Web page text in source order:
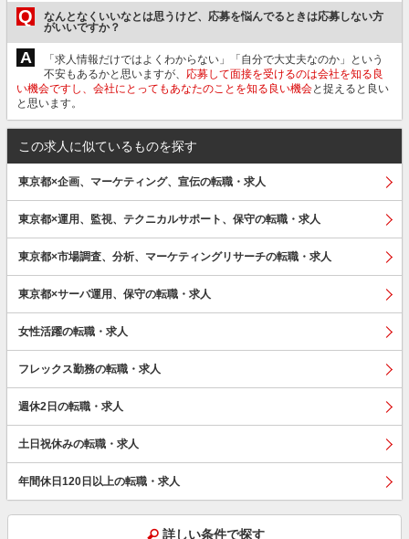
Q
なんとなくいいなとは思うけど、応募を悩んでるときは応募しない方
がいいですか？
A
「求人情報だけではよくわからない」「自分で大丈夫なのか」という
不安もあるかと思いますが、 応募して面接を受けるのは会社を知る良
い機会ですし、会社にとってもあなたのことを知る良い機会と捉えると良い
と思います。
この求人に似ているものを探す
東京都×企画、マーケティング、宣伝の転職・求人
東京都×運用、監視、テクニカルサポート、保守の転職・求人
東京都×市場調査、分析、マーケティングリサーチの転職・求人
東京都×サーバ運用、保守の転職・求人
女性活躍の転職・求人
フレックス勤務の転職・求人
週休2日の転職・求人
土日祝休みの転職・求人
年間休日120日以上の転職・求人
詳しい条件で探す